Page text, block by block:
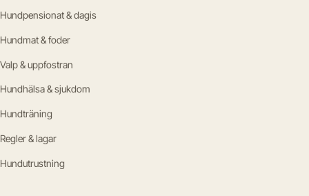
Hundpensionat & dagis
Hundmat & foder
Valp & uppfostran
Hundhälsa & sjukdom
Hundträning
Regler & lagar
Hundutrustning